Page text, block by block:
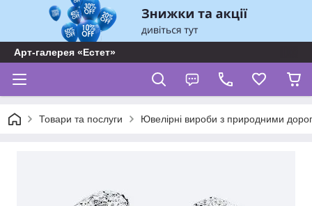
Арт-галерея «Естет»
Товари та послуги Ювелірні вироби з природними